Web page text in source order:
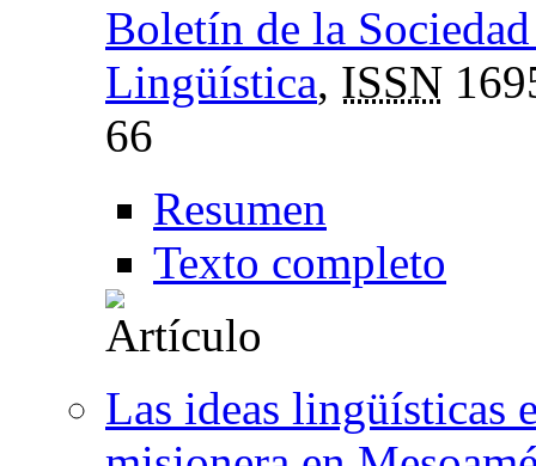
Boletín de la
Lingüística, ISSN
66
Resumen
Texto completo
Las ideas lingüísticas